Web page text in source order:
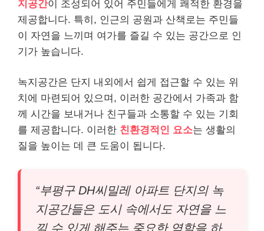
지공간이 조성되어 있어 주민들에게 쾌적한 환경을
제공합니다. 특히, 인근의 공원과 산책로는 주민들
이 자연을 느끼며 여가를 즐길 수 있는 공간으로 인
기가 높습니다.
녹지공간은 단지 내외에서 쉽게 접근할 수 있는 위
치에 마련되어 있으며, 이러한 공간에서 가족과 함
께 시간을 보내거나 친구들과 소통할 수 있는 기회
를 제공합니다. 이러한 친환경적인 요소는 생활의
질을 높이는 데 큰 도움이 됩니다.
“부평구 DH씨밀레 아파트 단지의 녹
지공간들은 도시 속에서도 자연을 느
낄 수 있게 해주는 중요한 역할을 하